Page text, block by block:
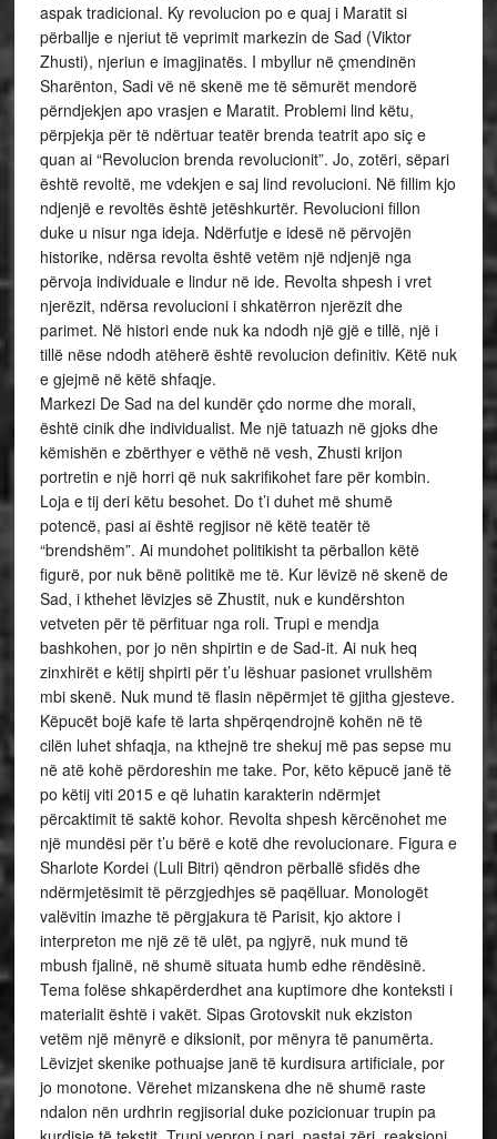
aspak tradicional. Ky revolucion po e quaj i Maratit si
përballje e njeriut të veprimit markezin de Sad (Viktor
Zhusti), njeriun e imagjinatës. I mbyllur në çmendinën
Sharënton, Sadi vë në skenë me të sëmurët mendorë
përndjekjen apo vrasjen e Maratit. Problemi lind këtu,
përpjekja për të ndërtuar teatër brenda teatrit apo siç e
quan ai “Revolucion brenda revolucionit”. Jo, zotëri, sëpari
është revoltë, me vdekjen e saj lind revolucioni. Në fillim kjo
ndjenjë e revoltës është jetëshkurtër. Revolucioni fillon
duke u nisur nga ideja. Ndërfutje e idesë në përvojën
historike, ndërsa revolta është vetëm një ndjenjë nga
përvoja individuale e lindur në ide. Revolta shpesh i vret
njerëzit, ndërsa revolucioni i shkatërron njerëzit dhe
parimet. Në histori ende nuk ka ndodh një gjë e tillë, një i
tillë nëse ndodh atëherë është revolucion definitiv. Këtë nuk
e gjejmë në këtë shfaqje.
Markezi De Sad na del kundër çdo norme dhe morali,
është cinik dhe individualist. Me një tatuazh në gjoks dhe
këmishën e zbërthyer e vëthë në vesh, Zhusti krijon
portretin e një horri që nuk sakrifikohet fare për kombin.
Loja e tij deri këtu besohet. Do t’i duhet më shumë
potencë, pasi ai është regjisor në këtë teatër të
“brendshëm”. Ai mundohet politikisht ta përballon këtë
figurë, por nuk bënë politikë me të. Kur lëvizë në skenë de
Sad, i kthehet lëvizjes së Zhustit, nuk e kundërshton
vetveten për të përfituar nga roli. Trupi e mendja
bashkohen, por jo nën shpirtin e de Sad-it. Ai nuk heq
zinxhirët e këtij shpirti për t’u lëshuar pasionet vrullshëm
mbi skenë. Nuk mund të flasin nëpërmjet të gjitha gjesteve.
Këpucët bojë kafe të larta shpërqendrojnë kohën në të
cilën luhet shfaqja, na kthejnë tre shekuj më pas sepse mu
në atë kohë përdoreshin me take. Por, këto këpucë janë të
po këtij viti 2015 e që luhatin karakterin ndërmjet
përcaktimit të saktë kohor. Revolta shpesh kërcënohet me
një mundësi për t’u bërë e kotë dhe revolucionare. Figura e
Sharlote Kordei (Luli Bitri) qëndron përballë sfidës dhe
ndërmjetësimit të përzgjedhjes së paqëlluar. Monologët
valëvitin imazhe të përgjakura të Parisit, kjo aktore i
interpreton me një zë të ulët, pa ngjyrë, nuk mund të
mbush fjalinë, në shumë situata humb edhe rëndësinë.
Tema folëse shkapërderdhet ana kuptimore dhe konteksti i
materialit është i vakët. Sipas Grotovskit nuk ekziston
vetëm një mënyrë e diksionit, por mënyra të panumërta.
Lëvizjet skenike pothuajse janë të kurdisura artificiale, por
jo monotone. Vërehet mizanskena dhe në shumë raste
ndalon nën urdhrin regjisorial duke pozicionuar trupin pa